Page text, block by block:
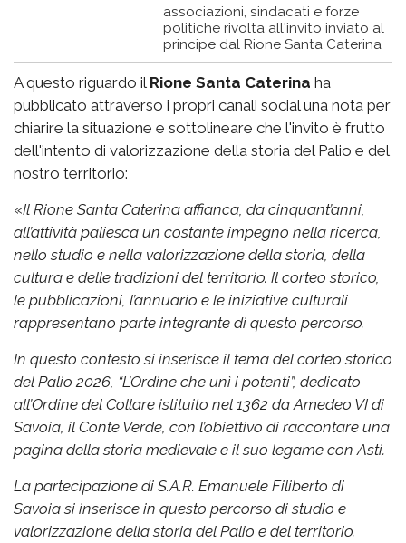
associazioni, sindacati e forze
politiche rivolta all'invito inviato al
principe dal Rione Santa Caterina
A questo riguardo il Rione Santa Caterina ha
pubblicato attraverso i propri canali social una nota per
chiarire la situazione e sottolineare che l'invito è frutto
dell'intento di valorizzazione della storia del Palio e del
nostro territorio:
«Il Rione Santa Caterina affianca, da cinquant’anni,
all’attività paliesca un costante impegno nella ricerca,
nello studio e nella valorizzazione della storia, della
cultura e delle tradizioni del territorio. Il corteo storico,
le pubblicazioni, l’annuario e le iniziative culturali
rappresentano parte integrante di questo percorso.
In questo contesto si inserisce il tema del corteo storico
del Palio 2026, “L’Ordine che unì i potenti”, dedicato
all’Ordine del Collare istituito nel 1362 da Amedeo VI di
Savoia, il Conte Verde, con l’obiettivo di raccontare una
pagina della storia medievale e il suo legame con Asti.
La partecipazione di S.A.R. Emanuele Filiberto di
Savoia si inserisce in questo percorso di studio e
valorizzazione della storia del Palio e del territorio.